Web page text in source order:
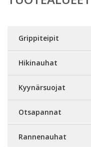
Grippiteipit
Hikinauhat
Kyynärsuojat
Otsapannat
Rannenauhat